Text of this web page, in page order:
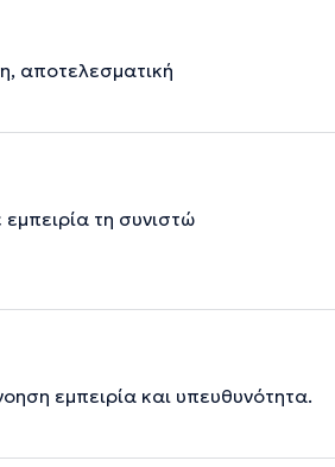
αποτελεσματική
τη συνιστώ
εμπειρία και υπευθυνότητα.